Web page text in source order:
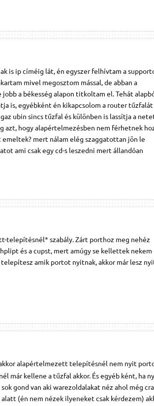
is ip címéig lát, én egyszer felhívtam a
mivel megosztom mással, de abban a
a békesség alapon titkoltam el. Tehát
is, egyébként én kikapcsolom a router tűzfalát
ubin sincs tűzfal és különben is lassítja a
azt, hogy alapértelmezésben nem férhetnek
mert nálam elég szaggatottan jön le
ami csak egy cd-s leszedni mert állandóan
szabály. Zárt porthoz meg nehéz
és a cupst, mert amúgy se kellettek nekem
amik portot nyitnak, akkor már lesz
alapértelmezett telepítésnél nem nyit
már kellene a tűzfal akkor. És egyéb ként, ha
gond van aki warezoldalakat néz ahol még
(én nem nézek ilyeneket csak kérdezem)